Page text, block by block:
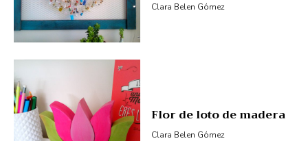
Clara Belen Gómez
Flor de loto de madera
Clara Belen Gómez